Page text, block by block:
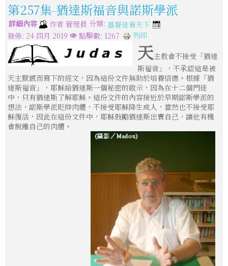
第257集-猶達斯福音與諾斯學派
詳細內容 作者 管理員 分類: 基督徒看天下
發佈: 24 四月 2019
點擊數: 1267 列印
天主教會不接受「猶達
斯福音」，不承認這是被
天主默感而寫下的經文，因為這份文件無助於培養信德。根據「猶
達斯福音」，耶穌給猶達斯一個秘密的啟示，因為在十二個門徒
中，只有猶達斯了解耶穌。這份文件的內容接近於早期諾斯學派的
想法，諾斯學派貶抑肉體，不接受耶穌降生成人，當然也不接受耶
穌復活，因此在這份文件中，耶穌鼓勵猶達斯出賣自己，讓他有機
會脫離自己的肉體。